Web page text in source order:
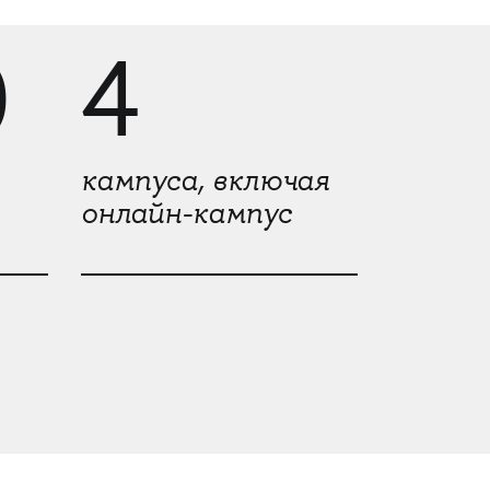
4
кампуса, включая
онлайн-кампус